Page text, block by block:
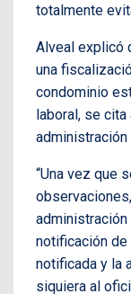
totalmente
Alveal explicó
una
condominio
laboral, se
“Una vez que
notificación de
notificada y la
siquiera al